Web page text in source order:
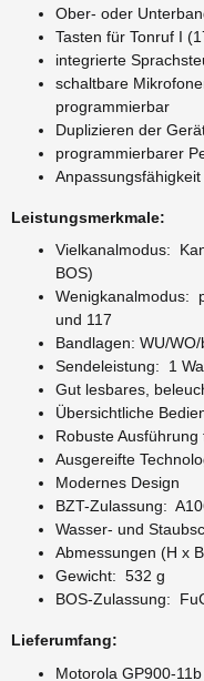
Ober- oder
Tasten für Tonruf I
integrierte
schaltbare
programmierbar
Duplizieren der
programmierbarer
Leistungsmerkmale:
Vielkanalmodus:
BOS)
Wenigkanalmodus:
und 117
Bandlagen: WU/
Sendeleistung: 1
Gut lesbares,
Übersichtliche
Robuste
Ausgereifte
Modernes Design
BZT-Zulassung:
Wasser- und
Abmessungen (H x
Gewicht: 532 g
BOS-Zulassung:
Lieferumfang:
Motorola GP900-11b